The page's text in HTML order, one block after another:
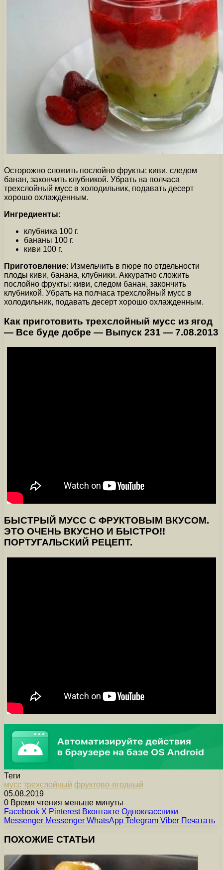
Осторожно сложить послойно фрукты: киви, следом
банан, закончить клубникой. Убрать на полчаса
трехслойный мусс в холодильник, подавать десерт
хорошо охлажденным.
Ингредиенты:
клубника 100 г.
бананы 100 г.
киви 100 г.
Приготовление: Измельчить в пюре по отдельности
плоды киви, банана, клубники. Аккуратно сложить
послойно фрукты: киви, следом банан, закончить
клубникой. Убрать на полчаса трехслойный мусс в
холодильник, подавать десерт хорошо охлажденным.
Как приготовить трехслойный мусс из ягод
— Все буде добре — Выпуск 231 — 7.08.2013
БЫСТРЫЙ МУСС С ФРУКТОВЫМ ВКУСОМ.
ЭТО ОЧЕНЬ ВКУСНО И БЫСТРО!!
ПОРТУГАЛЬСКИЙ РЕЦЕПТ.
Теги
мусс трехслойный фруктово-ягодный
05.08.2019
0 Время чтения меньше минуты
Facebook X Pinterest Вконтакте Одноклассники
Messenger Messenger WhatsApp Telegram Viber Печатать
ПОХОЖИЕ СТАТЬИ